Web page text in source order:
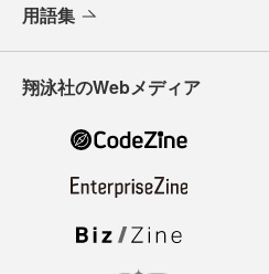
用語集
翔泳社のWebメディア